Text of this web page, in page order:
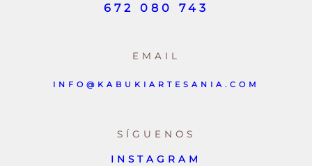
672 080 743
EMAIL
INFO@KABUKIARTESANIA.COM
SÍGUENOS
INSTAGRAM